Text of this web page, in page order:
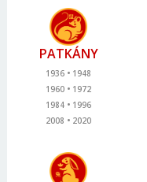
PATKÁNY
1936
1948
1960
1972
1984
1996
2008
2020